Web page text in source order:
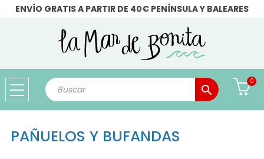
ENVÍO GRATIS A PARTIR DE 40€ PENÍNSULA Y BALEARES
search
0
PAÑUELOS Y BUFANDAS